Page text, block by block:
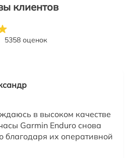
клиентов
5358 оценок
в высоком качестве
Garmin Enduro снова
благодаря их оперативной